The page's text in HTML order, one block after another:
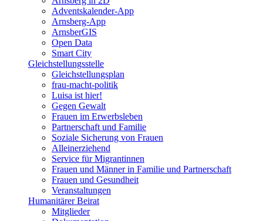
Adventskalender-App
Arnsberg-App
ArnsberGIS
Open Data
Smart City
Gleichstellungsstelle
Gleichstellungsplan
frau-macht-politik
Luisa ist hier!
Gegen Gewalt
Frauen im Erwerbsleben
Partnerschaft und Familie
Soziale Sicherung von Frauen
Alleinerziehend
Service für Migrantinnen
Frauen und Männer in Familie und Partnerschaft
Frauen und Gesundheit
Veranstaltungen
Humanitärer Beirat
Mitglieder